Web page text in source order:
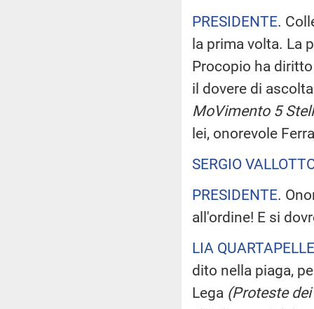
PRESIDENTE.
la prima volta. La
Procopio ha
il dovere di
MoVimento 5
lei, onorevole
SERGIO
PRESIDENTE.
all'ordine! E si
LIA
dito nella piaga,
Lega (Proteste